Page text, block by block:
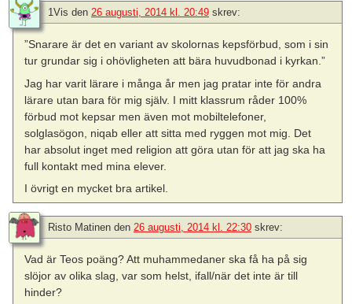
1Vis den 26 augusti, 2014 kl. 20:49 skrev:
”Snarare är det en variant av skolornas kepsförbud, som i sin
tur grundar sig i ohövligheten att bära huvudbonad i kyrkan.”
Jag har varit lärare i många år men jag pratar inte för andra
lärare utan bara för mig själv. I mitt klassrum råder 100%
förbud mot kepsar men även mot mobiltelefoner,
solglasögon, niqab eller att sitta med ryggen mot mig. Det
har absolut inget med religion att göra utan för att jag ska ha
full kontakt med mina elever.
I övrigt en mycket bra artikel.
Risto Matinen den 26 augusti, 2014 kl. 22:30 skrev:
Vad är Teos poäng? Att muhammedaner ska få ha på sig
slöjor av olika slag, var som helst, ifall/när det inte är till
hinder?